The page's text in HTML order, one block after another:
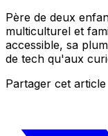
Père de deux
multiculturel et
accessible, sa
de tech qu'aux
Partager cet article